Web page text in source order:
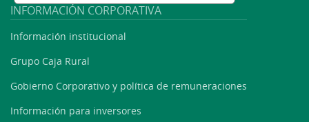
INFORMACIÓN CORPORATIVA
Información institucional
Grupo Caja Rural
Gobierno Corporativo y política de remuneraciones
Información para inversores